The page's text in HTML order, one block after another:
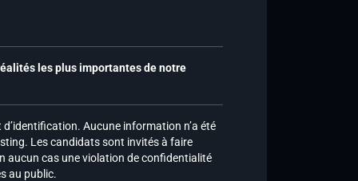
les plus importantes de notre
Aucune information n’a été
Les candidats sont invités à faire
aucun cas une violation de confidentialité
au public.